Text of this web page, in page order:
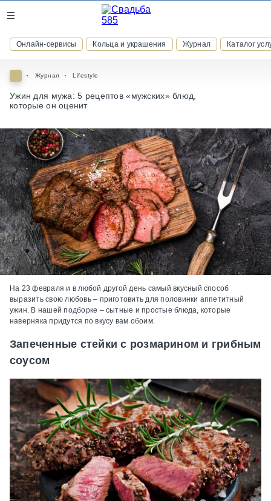
Онлайн-сервисы Кольца и украшения Журнал Каталог
ВСТУПАЙТЕ В КЛУБ ПРИВИЛЕГИЙ
присоединяйтесь к закрытому сообществу и получайте
скидки и бонусы за участие
РЕГИСТРАЦИЯ
Журнал Lifestyle
Ужин для мужа: 5 рецептов «мужских» блюд,
которые он оценит
На 23 февраля и в любой другой день самый вкусный способ
выразить свою любовь – приготовить для половинки аппетитный
ужин. В нашей подборке – сытные и простые блюда, которые
наверняка придутся по вкусу вам обоим.
Запеченные стейки с розмарином и грибным
соусом